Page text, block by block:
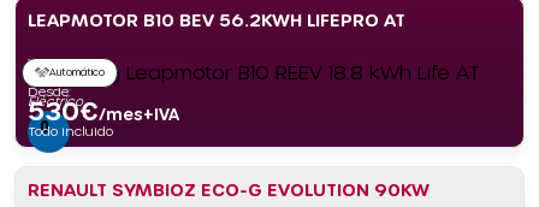
LEAPMOTOR B10 BEV 56.2KWH LIFEPRO AT
Automático
Eléctrico
Desde:
530€/mes+IVA
Todo incluido
RENAULT SYMBIOZ ECO-G EVOLUTION 90KW